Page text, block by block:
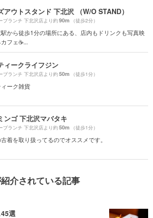
アウトスタンド 下北沢 （W/O STAND）
ブランチ 下北沢店より約90m （徒歩2分）
から徒歩1分の場所にある、店内もドリンクも写真映
フェ☕️...
ィークライフジン
ブランチ 下北沢店より約50m （徒歩1分）
ーク雑貨
ンゴ 下北沢マバタキ
ブランチ 下北沢店より約50m （徒歩1分）
着を取り扱ってるのでオススメです。
介されている記事
選